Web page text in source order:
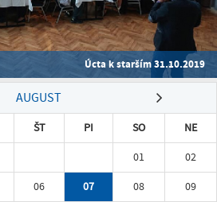
Úcta k starším 31.10.2019
AUGUST
ŠT PI SO
NE
01
02
06 07 08
09